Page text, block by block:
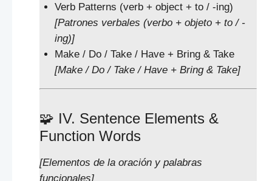
Verb Patterns (verb + object + to / -ing)
[Patrones verbales (verbo + objeto + to / -
ing)]
Make / Do / Take / Have + Bring & Take
[Make / Do / Take / Have + Bring & Take]
🧩 IV. Sentence Elements &
Function Words
[Elementos de la oración y palabras
funcionales]